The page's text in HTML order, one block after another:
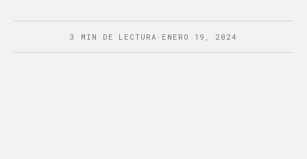
3 MIN DE LECTURA · ENERO 19, 2024